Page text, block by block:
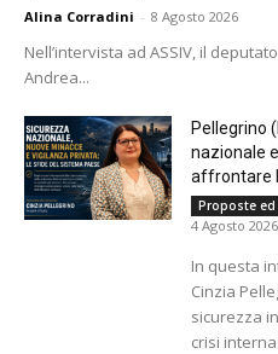
Alina Corradini - 8 Agosto 2026
Nell’intervista ad ASSIV, il
Andrea...
Pellegrino
nazionale
affrontare
Proposte
4 Agosto 2026
In questa
Cinzia
sicurezza
crisi